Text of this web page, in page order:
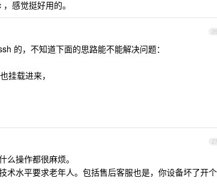
感觉挺好用的。
26
的，不知道下面的思路能不能解决问题：
挂载进来，
27
操作都很麻烦。
术水平要求老年人。包括售后客服也是，你设备坏了开个